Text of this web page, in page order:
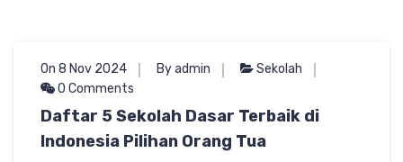
On 8 Nov 2024 By admin
Sekolah
0 Comments
Daftar 5 Sekolah Dasar Terbaik di
Indonesia Pilihan Orang Tua